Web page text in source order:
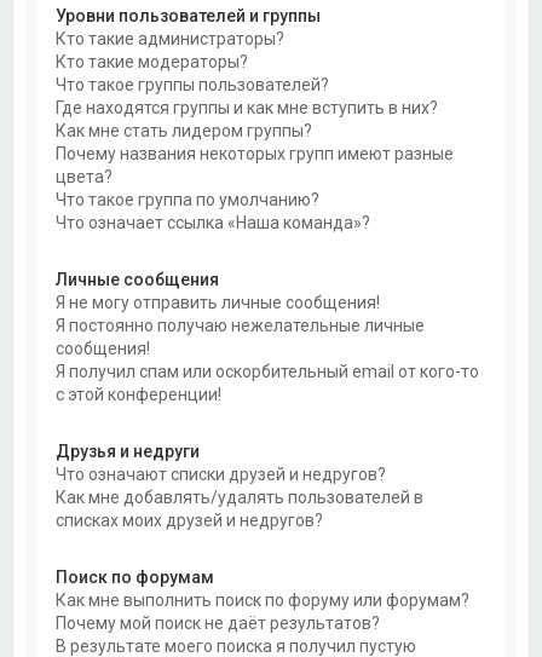
Уровни пользователей и группы
Кто такие администраторы?
Кто такие модераторы?
Что такое группы пользователей?
Где находятся группы и как мне вступить в них?
Как мне стать лидером группы?
Почему названия некоторых групп имеют разные
цвета?
Что такое группа по умолчанию?
Что означает ссылка «Наша команда»?
Личные сообщения
Я не могу отправить личные сообщения!
Я постоянно получаю нежелательные личные
сообщения!
Я получил спам или оскорбительный email от кого-то
с этой конференции!
Друзья и недруги
Что означают списки друзей и недругов?
Как мне добавлять/удалять пользователей в
списках моих друзей и недругов?
Поиск по форумам
Как мне выполнить поиск по форуму или форумам?
Почему мой поиск не даёт результатов?
В результате моего поиска я получил пустую